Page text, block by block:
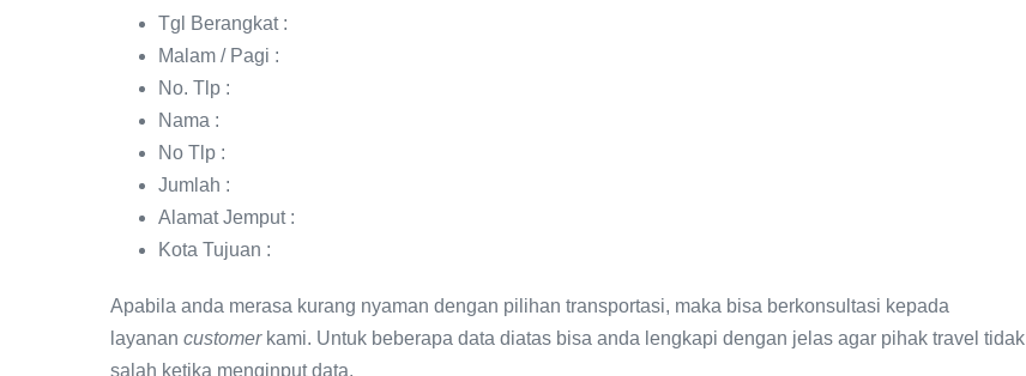
Tgl Berangkat :
Malam / Pagi :
No. Tlp :
Nama :
No Tlp :
Jumlah :
Alamat Jemput :
Kota Tujuan :
Apabila anda merasa kurang nyaman dengan pilihan transportasi, maka bisa berkonsultasi kepada
layanan customerkami. Untuk beberapa data diatas bisa anda lengkapi dengan jelas agar pihak travel tidak
salah ketika menginput data.